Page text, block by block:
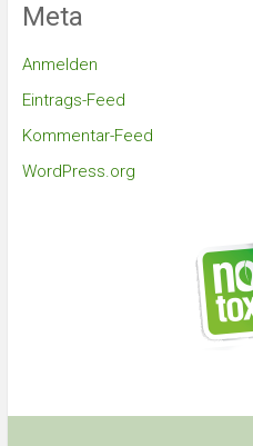
Meta
Anmelden
Eintrags-Feed
Kommentar-Feed
WordPress.org